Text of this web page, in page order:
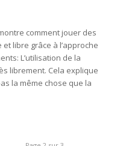
comment jouer des
libre grâce à l’approche
L’utilisation de la
librement. Cela explique
la même chose que la